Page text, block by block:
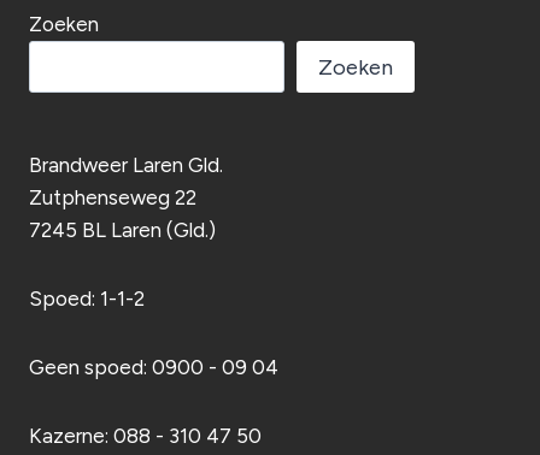
Zoeken
Zoeken
Brandweer Laren Gld.
Zutphenseweg 22
7245 BL Laren (Gld.)
Spoed: 1-1-2
Geen spoed: 0900 - 09 04
Kazerne: 088 - 310 47 50